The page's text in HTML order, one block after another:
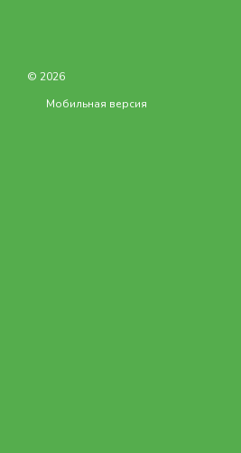
© 2026
Мобильная версия